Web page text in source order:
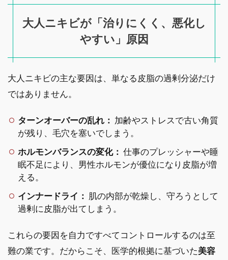
大人ニキビが「治りにくく、悪化し
やすい」原因
大人ニキビの主な要因は、単なる皮脂の過剰分泌だけ
ではありません。
ターンオーバーの乱れ： 加齢やストレスで古い角質
が残り、毛穴を塞いでしまう。
ホルモンバランスの変化： 仕事のプレッシャーや睡
眠不足により、男性ホルモンが優位になり皮脂が増
える。
インナードライ： 肌の内部が乾燥し、守ろうとして
過剰に皮脂が出てしまう。
これらの要因を自力ですべてコントロールするのは至
難の業です。だからこそ、医学的根拠に基づいた美容